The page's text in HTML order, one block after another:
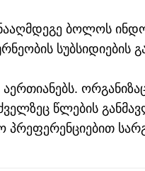
ბოლოს
სუბსიდიების
აერთიანებს.
წლების
პრეფერენციებით